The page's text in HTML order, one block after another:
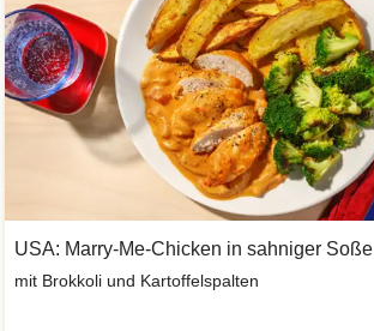
USA: Marry-Me-Chicken in sahniger Soße
mit Brokkoli und Kartoffelspalten